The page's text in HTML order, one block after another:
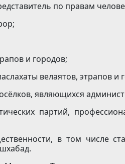
по правам
и городов;
велаятов, этрапов и
являющихся
партий,
в том числе